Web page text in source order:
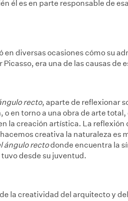
él es en parte responsable de esa
en diversas ocasiones cómo su
era una de las causas de
recto, aparte de reflexionar
en torno a una obra de arte
la creación artística. La reflexión
creativa la naturaleza es
ángulo rectodonde encuentra la
desde su juventud.
la creatividad del arquitecto y